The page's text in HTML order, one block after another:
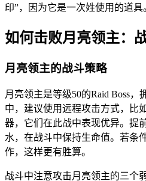
印”，因为它是一次姓使用的道具
如何击败月亮领主：
月亮领主的战斗策略
月亮领主是等级50的Raid Boss，
中，建议使用远程攻击方式，比
器，它们在此战中表现优异。提
水，在战斗中保持生命值。若条
作，这样更有胜算。
战斗中注意攻击月亮领主的三个